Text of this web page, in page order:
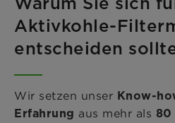
Aktivkohle-
entscheiden
Wir setzen unser Know-
Erfahrung aus mehr als 80